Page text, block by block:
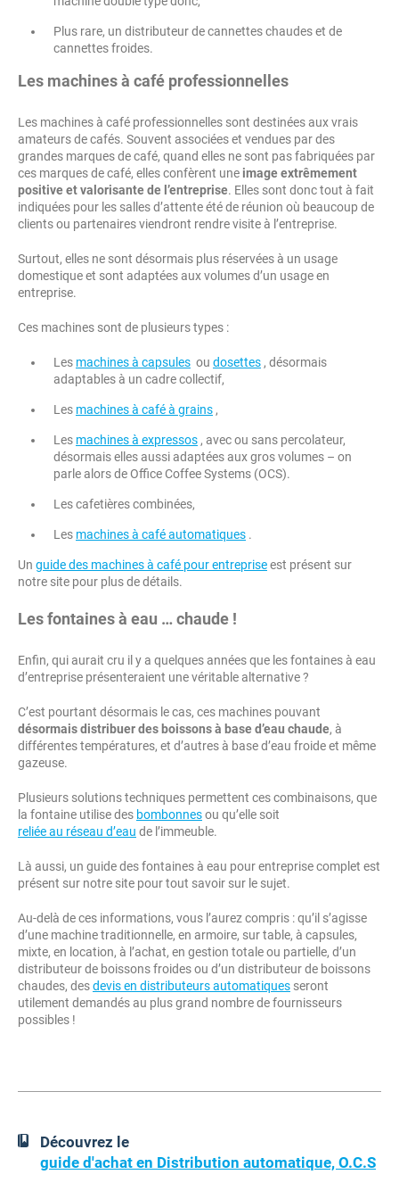
Plus rare, un distributeur de cannettes chaudes et de
cannettes froides.
Les machines à café professionnelles
Les machines à café professionnelles sont destinées aux vrais
amateurs de cafés. Souvent associées et vendues par des
grandes marques de café, quand elles ne sont pas fabriquées par
ces marques de café, elles confèrent une image extrêmement
positive et valorisante de l’entreprise. Elles sont donc tout à fait
indiquées pour les salles d’attente été de réunion où beaucoup de
clients ou partenaires viendront rendre visite à l’entreprise.
Surtout, elles ne sont désormais plus réservées à un usage
domestique et sont adaptées aux volumes d’un usage en
entreprise.
Ces machines sont de plusieurs types :
Les machines à capsules ou dosettes , désormais
adaptables à un cadre collectif,
Les machines à café à grains ,
Les machines à expressos , avec ou sans percolateur,
désormais elles aussi adaptées aux gros volumes – on
parle alors de Office Coffee Systems (OCS).
Les cafetières combinées,
Les machines à café automatiques .
Un guide des machines à café pour entrepriseest présent sur
notre site pour plus de détails.
Les fontaines à eau … chaude !
Enfin, qui aurait cru il y a quelques années que les fontaines à eau
d’entreprise présenteraient une véritable alternative ?
C’est pourtant désormais le cas, ces machines pouvant
désormais distribuer des boissons à base d’eau chaude, à
différentes températures, et d’autres à base d’eau froide et même
gazeuse.
Plusieurs solutions techniques permettent ces combinaisons, que
la fontaine utilise des bombonnesou qu’elle soit
reliée au réseau d’eau de l’immeuble.
Là aussi, un guide des fontaines à eau pour entreprise complet est
présent sur notre site pour tout savoir sur le sujet.
Au-delà de ces informations, vous l’aurez compris : qu’il s’agisse
d’une machine traditionnelle, en armoire, sur table, à capsules,
mixte, en location, à l’achat, en gestion totale ou partielle, d’un
distributeur de boissons froides ou d’un distributeur de boissons
chaudes, desdevis en distributeurs automatiques seront
utilement demandés au plus grand nombre de fournisseurs
possibles !
Découvrez le
guide d'achat en Distribution automatique, O.C.S